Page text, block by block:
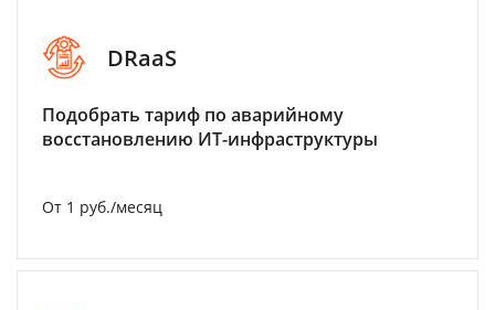
DRaaS
Подобрать тариф по аварийному
восстановлению ИТ-инфраструктуры
От 1 руб./месяц